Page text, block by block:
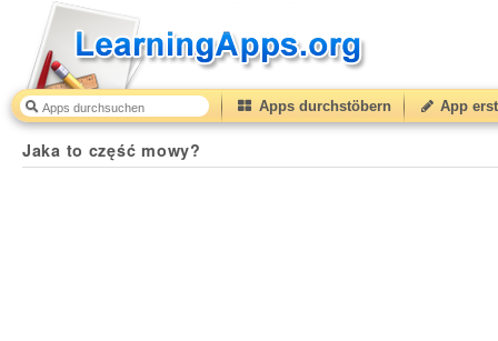
Apps durchstöbern App
Jaka to część mowy?
Jaka to część mowy? 41(from10to50 ) based on 8